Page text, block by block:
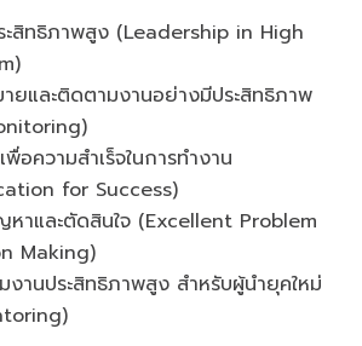
ะสิทธิภาพสูง (Leadership in High
ยและติดตามงานอย่างมีประสิทธิภาพ
อความสำเร็จในการทำงาน
for Success)
าและตัดสินใจ (Excellent Problem
Making)
งานประสิทธิภาพสูง สำหรับผู้นำยุคใหม่